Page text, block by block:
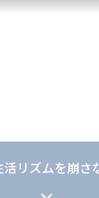
リズムを崩さ